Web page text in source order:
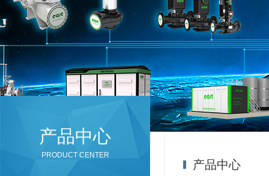
产品中心
PRODUCT CENTER
产品中心